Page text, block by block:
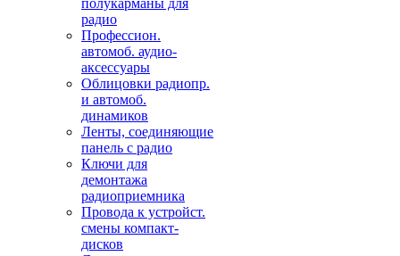
полукарманы для
радио
Профессион.
автомоб. аудио-
аксессуары
Облицовки радиопр.
и автомоб.
динамиков
Ленты, соединяющие
панель с радио
Ключи для
демонтажа
радиоприемника
Провода к устройст.
смены компакт-
дисков